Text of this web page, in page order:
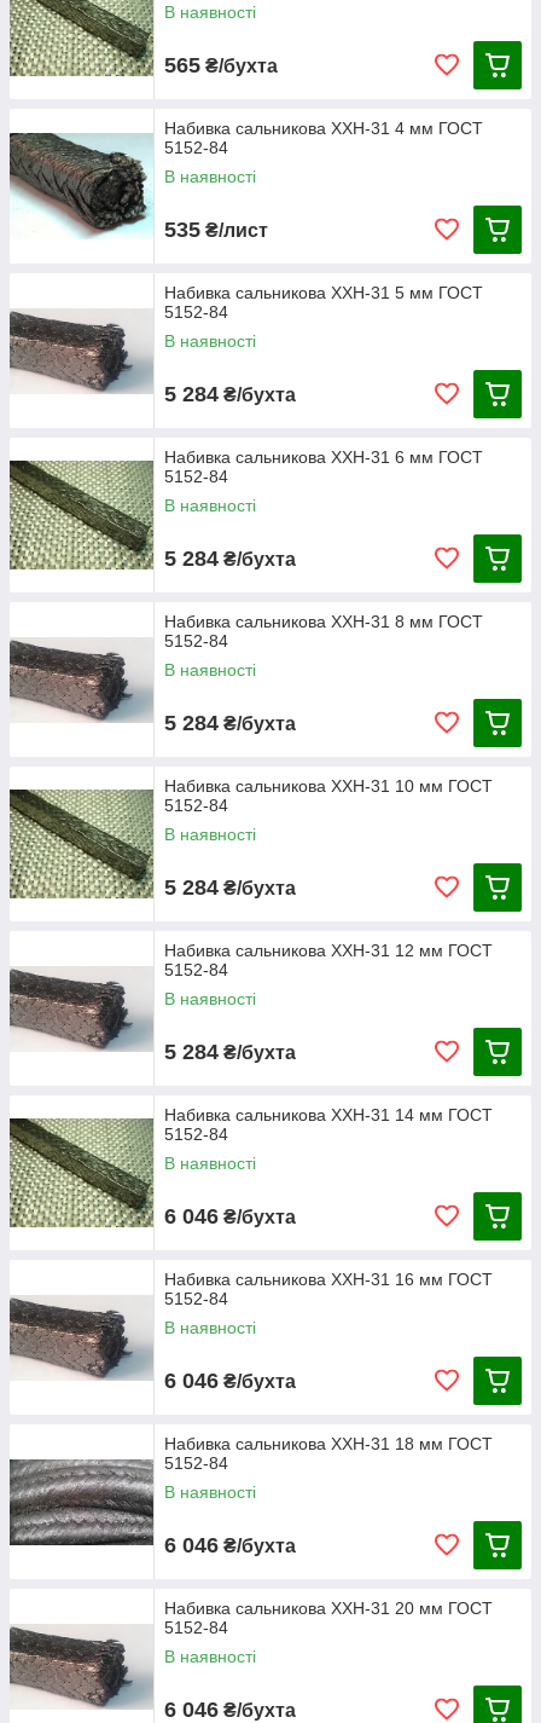
В наявності
565 ₴/бухта
Набивка сальникова ХХН-31 4 мм ГОСТ
5152-84
В наявності
535 ₴/лист
Набивка сальникова ХХН-31 5 мм ГОСТ
5152-84
В наявності
5 284 ₴/бухта
Набивка сальникова ХХН-31 6 мм ГОСТ
5152-84
В наявності
5 284 ₴/бухта
Набивка сальникова ХХН-31 8 мм ГОСТ
5152-84
В наявності
5 284 ₴/бухта
Набивка сальникова ХХН-31 10 мм ГОСТ
5152-84
В наявності
5 284 ₴/бухта
Набивка сальникова ХХН-31 12 мм ГОСТ
5152-84
В наявності
5 284 ₴/бухта
Набивка сальникова ХХН-31 14 мм ГОСТ
5152-84
В наявності
6 046 ₴/бухта
Набивка сальникова ХХН-31 16 мм ГОСТ
5152-84
В наявності
6 046 ₴/бухта
Набивка сальникова ХХН-31 18 мм ГОСТ
5152-84
В наявності
6 046 ₴/бухта
Набивка сальникова ХХН-31 20 мм ГОСТ
5152-84
В наявності
6 046 ₴/бухта